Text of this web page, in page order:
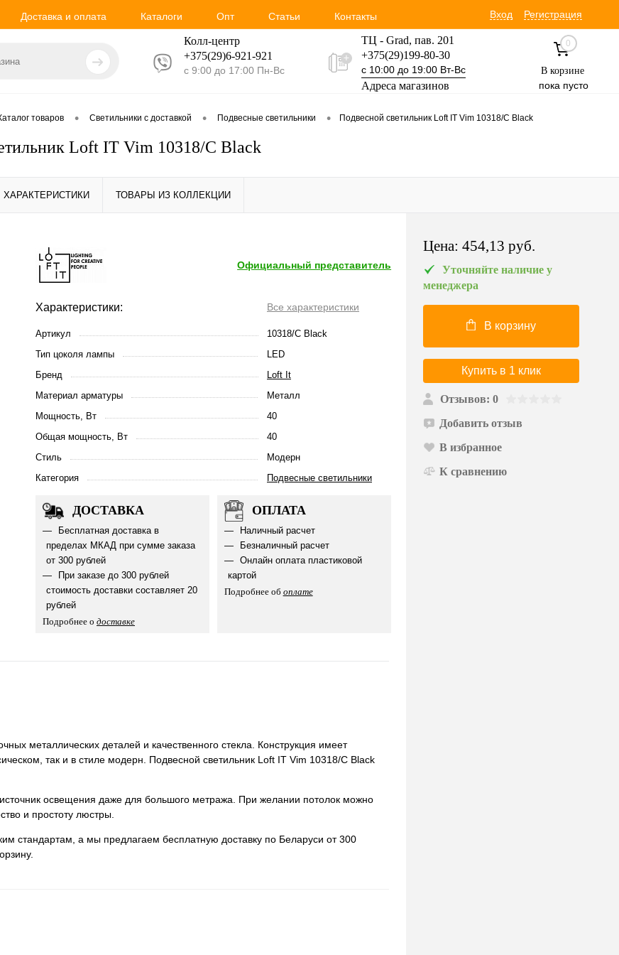
Доставка и оплата Каталоги Опт Статьи Контакты Вход Регистрация
Колл-центр
+375(29)6-921-921
с 9:00 до 17:00 Пн-Вс
ТЦ - Grad, пав. 201
+375(29)199-80-30
с 10:00 до 19:00 Вт-Вс
Адреса магазинов
+375(29)354-30-60
0
В корзине
пока пусто
товаров • Светильники с доставкой • Подвесные светильники • Подвесной светильник Loft IT Vim 10318/C Black
Loft IT Vim 10318/C Black
ХАРАКТЕРИСТИКИ ТОВАРЫ ИЗ КОЛЛЕКЦИИ
Официальный представитель
Характеристики: Все характеристики
Артикул
10318/C Black
Тип цоколя лампы
LED
Бренд
Loft It
Материал арматуры
Металл
Мощность, Вт
40
Общая мощность, Вт
40
Стиль
Модерн
Категория
Подвесные светильники
ДОСТАВКА
Бесплатная доставка в
пределах МКАД при сумме заказа
от 300 рублей
При заказе до 300 рублей
стоимость доставки составляет 20
рублей
Подробнее о доставке
ОПЛАТА
Наличный расчет
Безналичный расчет
Онлайн оплата пластиковой
картой
Подробнее об оплате
металлических деталей и качественного стекла. Конструкция имеет
так и в стиле модерн. Подвесной светильник Loft IT Vim 10318/C Black
освещения даже для большого метража. При желании потолок можно
и простоту люстры.
стандартам, а мы предлагаем бесплатную доставку по Беларуси от 300
Цена: 454,13 pуб.
Уточняйте наличие у
менеджера
В корзину
Купить в 1 клик
Отзывов: 0
Добавить отзыв
В избранное
К сравнению